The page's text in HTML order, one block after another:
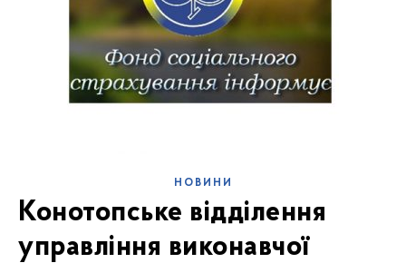
НОВИНИ
Конотопське відділення
управління виконавчої